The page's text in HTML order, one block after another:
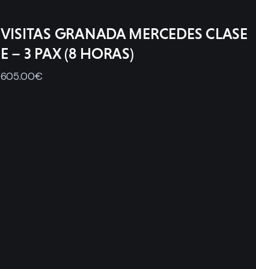
VISITAS GRANADA MERCEDES CLASE
E – 3 PAX (8 HORAS)
605.00€